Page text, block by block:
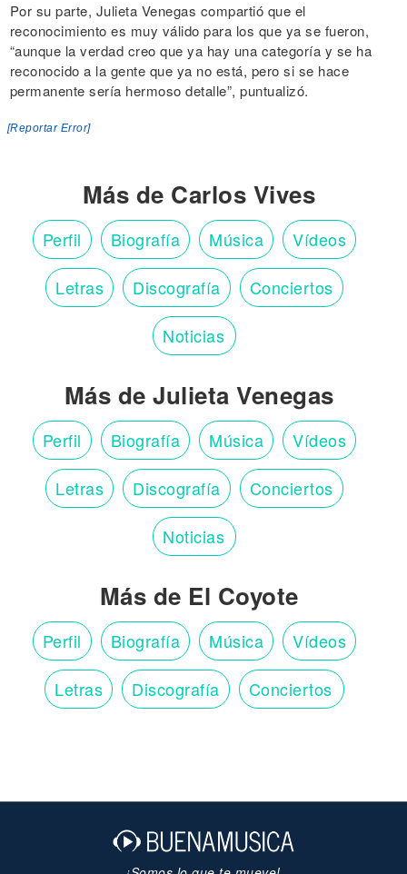
Por su parte, Julieta Venegas compartió que el
reconocimiento es muy válido para los que ya se fueron,
“aunque la verdad creo que ya hay una categoría y se ha
reconocido a la gente que ya no está, pero si se hace
permanente sería hermoso detalle”, puntualizó.
[Reportar Error]
Más de Carlos Vives
Perfil Biografía Música Vídeos
Letras Discografía Conciertos
Noticias
Más de Julieta Venegas
Perfil Biografía Música Vídeos
Letras Discografía Conciertos
Noticias
Más de El Coyote
Perfil Biografía Música Vídeos
Letras Discografía Conciertos